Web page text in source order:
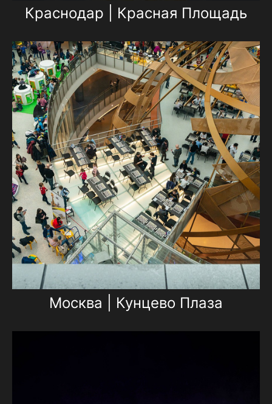
Краснодар | Красная Площадь
Москва | Кунцево Плаза